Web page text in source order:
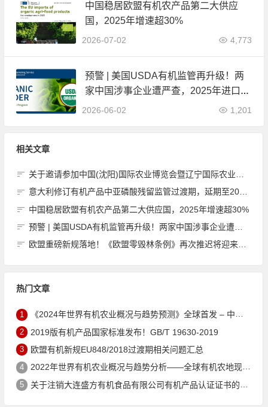
中国稳居欧盟有机农产品第二大供应
国，2025年增速超30%
2026-07-02 4,773
预警 | 美国USDA有机监管再升级！两
家中国涉事企业遭严查，2025年进口数
据全面公开
2026-06-02 1,201
相关文章
关于邀请参加中国(沈阳)国际农业博览会暨辽宁国际农业博览会的函
意大利修订有机产品中亚磷酸残留监管过渡期，延期至2027年底
中国稳居欧盟有机农产品第二大供应国，2025年增速超30%
预警 | 美国USDA有机监管再升级！两家中国涉事企业遭严查，2025年进口数据全面公开
欧盟重磅新规落地！《欧盟零毁林条例》再次推迟将迎来重大调整，企业合规负担大幅减轻
热门文章
1 《2024年世界有机农业概况与趋势预测》全球首发 – 中国有机市场规模跻身世界第三
2 2019版有机产品国家标准发布！GB/T 19630-2019
3 欧盟有机新规EU848/2018过渡期相关问题汇总
4 2022年世界有机农业概况与趋势分析——全球有机农地现状与有机食品（含饮料）市场
5 关于注销大连盛方有机食品有限公司有机产品认证证书的公告